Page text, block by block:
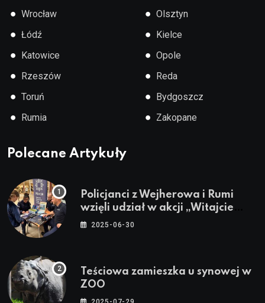
● Wrocław
● Łódź
● Katowice
● Rzeszów
● Toruń
● Rumia
● Olsztyn
● Kielce
● Opole
● Reda
● Bydgoszcz
● Zakopane
Polecane Artykuły
Policjanci z Wejherowa i Rumi
wzięli udział w akcji „Witajcie
Wakacje”
2025-06-30
Teściowa zamieszka u synowej w
ZOO